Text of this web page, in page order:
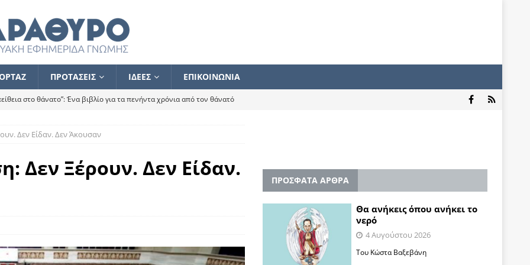
ΠΡΟΤΑΣΕΙΣ ΙΔΕΕΣ ΕΠΙΚΟΙΝΩΝΙΑ
στο θάνατο”: Ένα βιβλίο για τα πενήντα χρόνια από τον θάνατό
ποιος κοροϊδεύει ποιον Αλέξη
ότι δεν υπάρχει παρακολούθηση και κέντρο το οποίο
θερμά όσους σπεύδουν να το ενισχύσουν – Συνεχίζουμε
των εκλογών
ΑΝΑΓΝΩΣΕΙΣ
Δεν Είδαν. Δεν Άκουσαν
Δεν Ξέρουν. Δεν Είδαν.
ΠΡΟΣΦΑΤΑ ΑΡΘΡΑ
Θα ανήκεις όπου ανήκει το
νερό
4 Αυγούστου 2026
Του Κώστα Βαξεβάνη